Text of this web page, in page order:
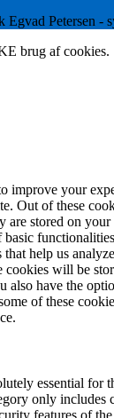
Petersen -
brug af cookies.
improve your
Out of these
are stored on
help us
cookies will be
also have the
of these
essential for
only includes
features of